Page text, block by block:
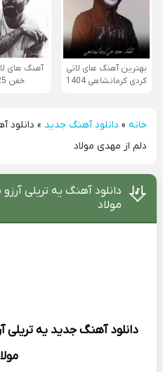
بهترین آهنگ های لاتی
کردی کرمانشاهی 1404
آهنگ های
خفن 2025
خانه» دانلود آهنگ جدید » دانلود
دلم از مهدی مولاد
دانلود آهنگ یه تریلی
مولاد
دانلود آهنگ جدید یه تریلی